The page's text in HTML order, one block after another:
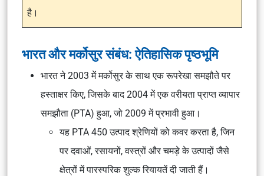
है।
भारत और मर्कोसुर संबंध: ऐतिहासिक पृष्ठभूमि
भारत ने 2003 में मर्कोसुर के साथ एक रूपरेखा समझौते पर
हस्ताक्षर किए, जिसके बाद 2004 में एक वरीयता प्राप्त व्यापार
समझौता (PTA) हुआ, जो 2009 में प्रभावी हुआ।
यह PTA 450 उत्पाद श्रेणियों को कवर करता है, जिन
पर दवाओं, रसायनों, वस्त्रों और चमड़े के उत्पादों जैसे
क्षेत्रों में पारस्परिक शुल्क रियायतें दी जाती हैं।